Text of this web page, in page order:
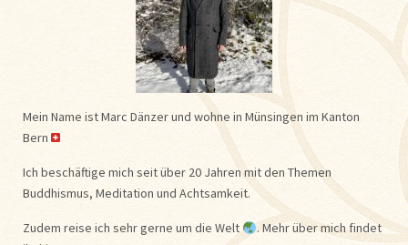
Mein Name ist Marc Dänzer und wohne in Münsingen im Kanton
Bern
Ich beschäftige mich seit über 20 Jahren mit den Themen
Buddhismus, Meditation und Achtsamkeit.
Zudem reise ich sehr gerne um die Welt
. Mehr über mich findet